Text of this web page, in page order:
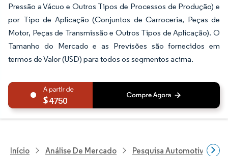
Pressão a Vácuo e Outros Tipos de Processos de Produção) e
por Tipo de Aplicação (Conjuntos de Carroceria, Peças de
Motor, Peças de Transmissão e Outros Tipos de Aplicação). O
Tamanho do Mercado e as Previsões são fornecidos em
termos de Valor (USD) para todos os segmentos acima.
4750
Início Análise De Mercado Pesquisa Automotiva